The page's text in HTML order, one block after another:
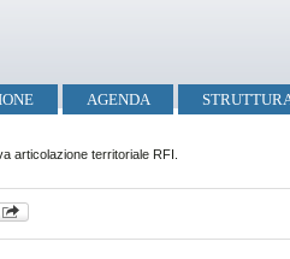
AGENDA
articolazione territoriale RFI.